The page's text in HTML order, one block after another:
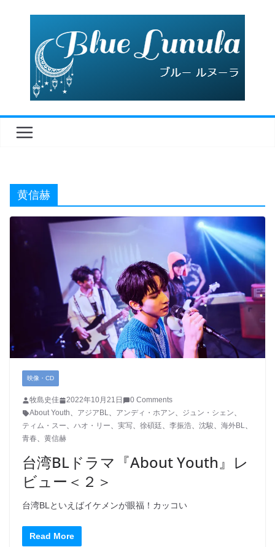
黄信赫
映像・CD
牧島史佳 2022年10月21日
0 Comments
About Youth、 アジアBL、 アンディ・ホアン、 ジュン・シェン、
ティム・スー、 ハオ・リー、 実写、 徐碩廷、 李振浩、 沈駿、 海外BL、
青春、 黄信赫
台湾BLドラマ『About Youth』レ
ビュー＜２＞
台湾BLといえばイケメンが眼福！カッコい
Read More